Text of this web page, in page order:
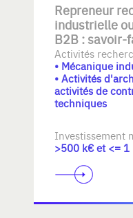
Repreneur
industrielle
B2B : savoir-
établie,
qualité/
- plasturgie-
industrielle,
BE+atelier,
légère.
stock lourd.
Activités
• Mécanique
• Activités
activités de
techniques
Investissement
>500 k€ et <= 1